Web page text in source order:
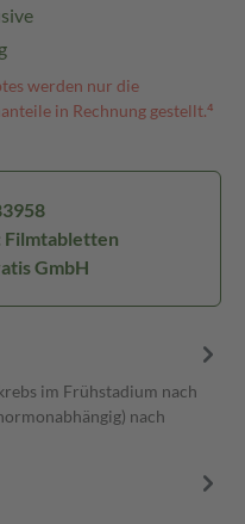
werden nur die
in Rechnung gestellt.⁴
Filmtabletten
GmbH
im Frühstadium nach
nach